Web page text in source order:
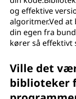
og effektive
algoritmer.Ved
din egen fra
kører så effektivt
Ville det
biblioteker